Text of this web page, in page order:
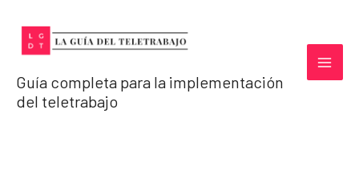
contenido
Guía completa para la implementación
del teletrabajo